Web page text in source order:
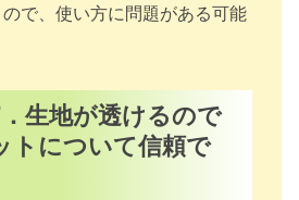
で、使い方に問題がある可能
生地が透けるので
トについて信頼で